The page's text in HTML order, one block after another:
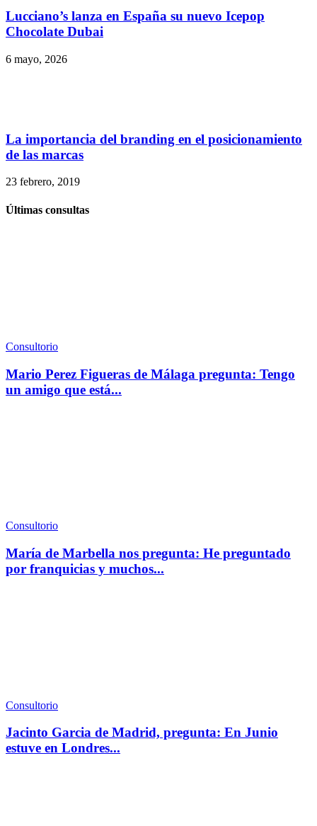
Lucciano’s lanza en España su nuevo Icepop
Chocolate Dubai
6 mayo, 2026
La importancia del branding en el posicionamiento
de las marcas
23 febrero, 2019
Últimas consultas
Consultorio
Mario Perez Figueras de Málaga pregunta: Tengo
un amigo que está...
Consultorio
María de Marbella nos pregunta: He preguntado
por franquicias y muchos...
Consultorio
Jacinto Garcia de Madrid, pregunta: En Junio
estuve en Londres...